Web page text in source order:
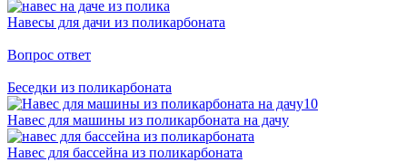
Навесы для дачи из поликарбоната
Вопрос ответ
Беседки из поликарбоната
Навес для машины из поликарбоната на дачу
Навес для бассейна из поликарбоната